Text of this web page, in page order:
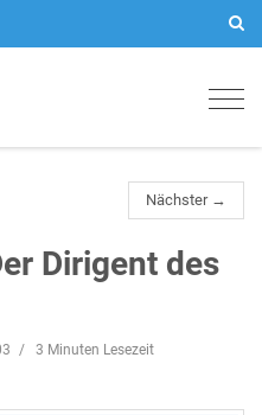
Nächster →
Dirigent des
3 Minuten Lesezeit